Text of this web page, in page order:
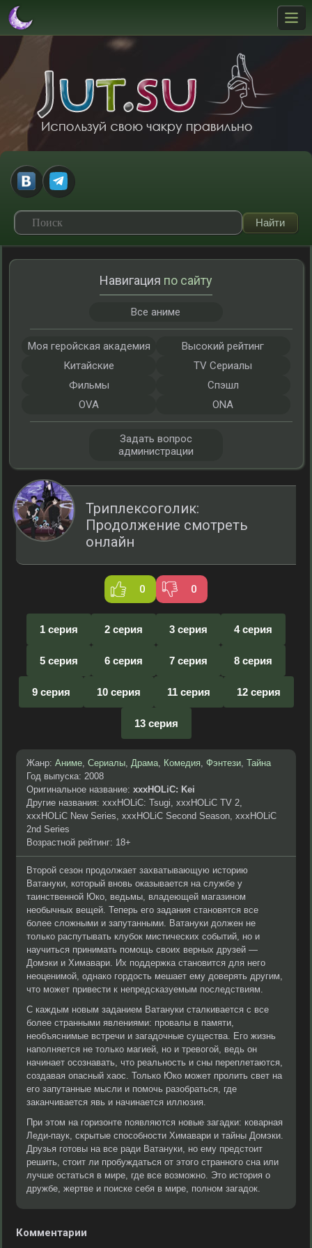
Триплексоголик:
Продолжение смотреть
онлайн
0 0
1 серия 2 серия 3 серия 4 серия
5 серия 6 серия 7 серия 8 серия
9 серия 10 серия 11 серия 12 серия
13 серия
Жанр: Аниме, Сериалы, Драма, Комедия, Фэнтези, Тайна
Год выпуска: 2008
Оригинальное название: xxxHOLiC: Kei
Другие названия: xxxHOLiC: Tsugi, xxxHOLiC TV 2,
xxxHOLiC New Series, xxxHOLiC Second Season, xxxHOLiC
2nd Series
Возрастной рейтинг: 18+
Второй сезон продолжает захватывающую историю
Ватануки, который вновь оказывается на службе у
таинственной Юко, ведьмы, владеющей магазином
необычных вещей. Теперь его задания становятся все
более сложными и запутанными. Ватануки должен не
только распутывать клубок мистических событий, но и
научиться принимать помощь своих верных друзей —
Домэки и Химавари. Их поддержка становится для него
неоценимой, однако гордость мешает ему доверять другим,
что может привести к непредсказуемым последствиям.
С каждым новым заданием Ватануки сталкивается с все
более странными явлениями: провалы в памяти,
необъяснимые встречи и загадочные существа. Его жизнь
наполняется не только магией, но и тревогой, ведь он
начинает осознавать, что реальность и сны переплетаются,
создавая опасный хаос. Только Юко может пролить свет на
его запутанные мысли и помочь разобраться, где
заканчивается явь и начинается иллюзия.
При этом на горизонте появляются новые загадки: коварная
Леди-паук, скрытые способности Химавари и тайны Домэки.
Друзья готовы на все ради Ватануки, но ему предстоит
решить, стоит ли пробуждаться от этого странного сна или
лучше остаться в мире, где все возможно. Это история о
дружбе, жертве и поиске себя в мире, полном загадок.
Комментарии
Навигация по сайту
Все аниме
Моя геройская академия
Высокий рейтинг
Китайские
TV Сериалы
Фильмы
Спэшл
OVA
ONA
Задать вопрос
администрации